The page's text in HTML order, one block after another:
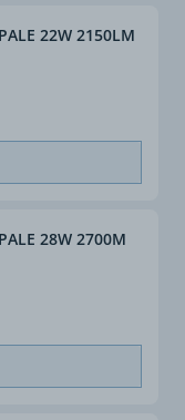
22W 2150LM
28W 2700M